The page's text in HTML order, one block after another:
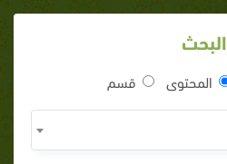
البحث
المحتوى قسم